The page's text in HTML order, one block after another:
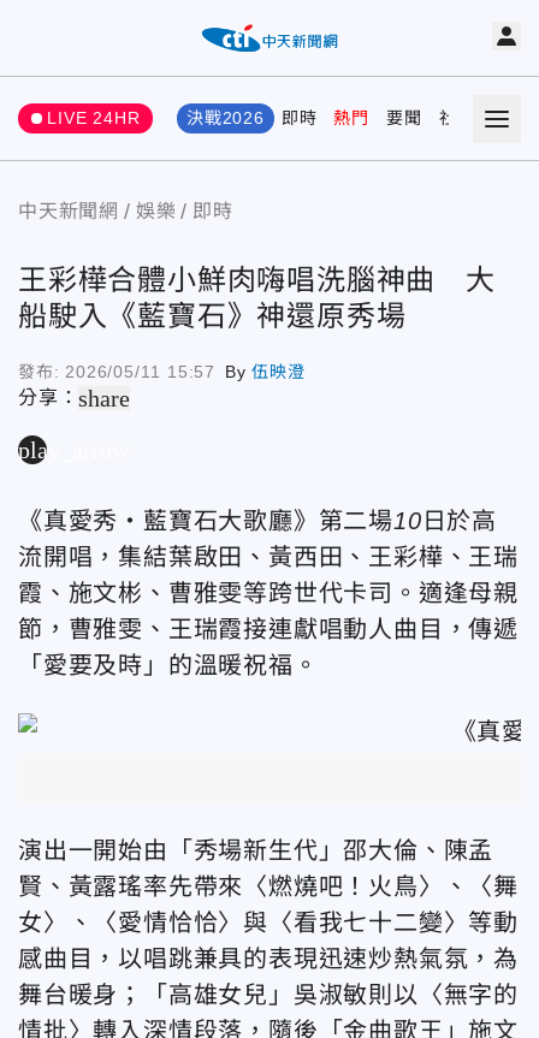
LIVE 24HR 決戰2026 即時 熱門 要聞 社會 娛樂
中天新聞網 娛樂 即時
王彩樺合體小鮮肉嗨唱洗腦神曲 大
船駛入《藍寶石》神還原秀場
發布: 2026/05/11 15:57 By伍映澄
分享：share
play_arrow
《真愛秀 ・藍寶石大歌廳》第二場10 日於高
流開唱，集結葉啟田、黃西田、王彩樺、王瑞
霞、施文彬、曹雅雯等跨世代卡司。適逢母親
節，曹雅雯、王瑞霞接連獻唱動人曲目，傳遞
「愛要及時」的溫暖祝福 。
演出一開始由「秀場新生代」邵大倫、陳孟
賢、黃露瑤率先帶來〈燃燒吧！火鳥〉、〈舞
女〉、〈愛情恰恰〉與〈看我七十二變〉等動
感曲目，以唱跳兼具的表現迅速炒熱氣氛，為
舞台暖身；「高雄女兒」吳淑敏則以〈無字的
情批〉轉入深情段落，隨後「金曲歌王」施文